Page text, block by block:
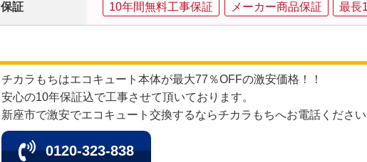
保証 10年間無料工事保証 メーカー商品保証 最長
チカラもちはエコキュート本体が最大77％OFFの激安価格！！
安心の10年保証込で工事させて頂いております。
新座市で激安でエコキュート交換するならチカラもちへお電話ください
0120-323-838